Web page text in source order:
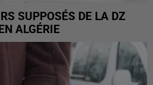
SUPPOSÉS DE LA DZ
ALGÉRIE